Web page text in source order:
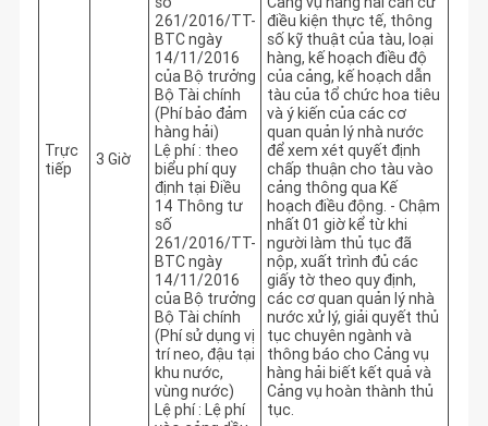
Trực
tiếp
3 Giờ
261/2016/TT-
BTC ngày
14/11/2016
của Bộ trưởng
Bộ Tài chính
(Phí bảo đảm
hàng hải)
Lệ phí : theo
biểu phí quy
định tại Điều
14 Thông tư
số
261/2016/TT-
BTC ngày
14/11/2016
của Bộ trưởng
Bộ Tài chính
(Phí sử dụng vị
trí neo, đậu tại
khu nước,
vùng nước)
Lệ phí : Lệ phí
điều kiện thực tế, thông
số kỹ thuật của tàu, loại
hàng, kế hoạch điều độ
của cảng, kế hoạch dẫn
tàu của tổ chức hoa tiêu
và ý kiến của các cơ
quan quản lý nhà nước
để xem xét quyết định
chấp thuận cho tàu vào
cảng thông qua Kế
hoạch điều động. - Chậm
nhất 01 giờ kể từ khi
người làm thủ tục đã
nộp, xuất trình đủ các
giấy tờ theo quy định,
các cơ quan quản lý nhà
nước xử lý, giải quyết thủ
tục chuyên ngành và
thông báo cho Cảng vụ
hàng hải biết kết quả và
Cảng vụ hoàn thành thủ
tục.